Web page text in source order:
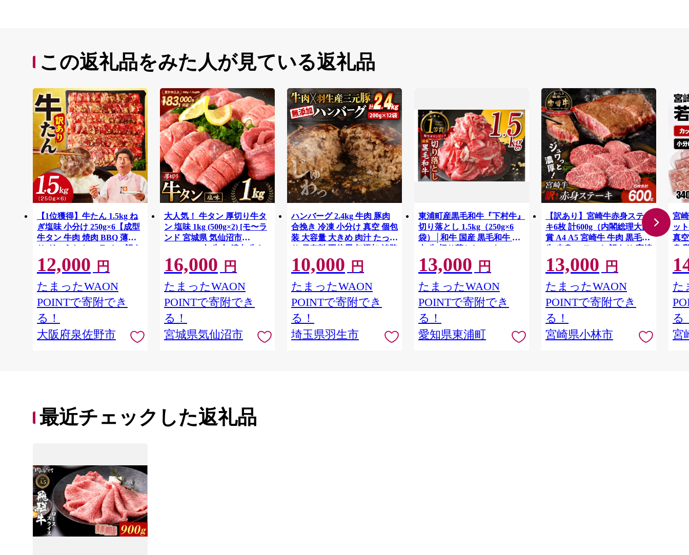
この返礼品をみた人が見ている返礼品
【1位獲得】牛たん 1.5kg ね
ぎ塩味 小分け 250g×6【成型
牛タン 牛肉 焼肉 BBQ 薄切
り ぎゅうたん スライス 訳あ
り サイズ不揃い】 G4721
12,000 円
たまったWAON
POINTで寄附でき
る！
大阪府泉佐野市
大人気！ 牛タン 厚切り牛タ
ン 塩味 1kg (500g×2) [モ〜ラ
ンド 宮城県 気仙沼市
20564660] 肉 牛肉 精肉 牛た
ん 牛タン塩 牛たん塩 冷凍 焼
肉 BBQ アウトドア バーベキ
ュー 厚切り タン
16,000 円
たまったWAON
POINTで寄附でき
る！
宮城県気仙沼市
ハンバーグ 2.4kg 牛肉 豚肉
合挽き 冷凍 小分け 真空 個包
装 大容量 大きめ 肉汁 たっぷ
り 保存料 不使用 無添加 淡路
島 玉ねぎ ビーフ ポーク 牛
豚 肉 合いびき肉 挽肉 お弁当
おかず 惣菜 晩ごはん おつま
み お取り寄せ ごはんのお供
贅沢 ギフト お中元 お歳暮 贈
り物 贈答
10,000 円
たまったWAON
POINTで寄附でき
る！
埼玉県羽生市
東浦町産黒毛和牛『下村牛』
切り落とし 1.5kg（250g×6
袋）│和牛 国産 黒毛和牛 牛
肉 牛 切り落とし 1.5キロ
1.5kg 便利 大容量 小分け 下
村牛 愛知県 東浦町
13,000 円
たまったWAON
POINTで寄附でき
る！
愛知県東浦町
【訳あり】宮崎牛赤身ステー
キ6枚 計600g（内閣総理大臣
賞 A4 A5 宮崎牛 牛肉 黒毛和
牛 赤身 ステーキ 訳あり 宮崎
県）
13,000 円
たまったWAON
POINTで寄附でき
る！
宮崎県小林市
宮
ッ
真
身
た
る
宮
最近チェックした返礼品